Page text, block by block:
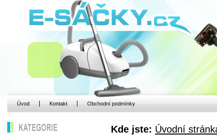
Úvod Kontakt Obchodní podmínky
Kde jste: Úvodní
KATEGORIE